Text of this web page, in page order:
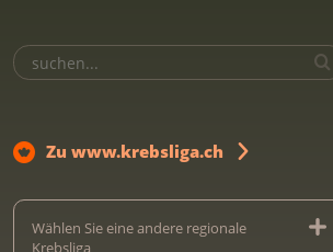
Zu www.krebsliga.ch
Wählen Sie eine andere regionale
Krebsliga